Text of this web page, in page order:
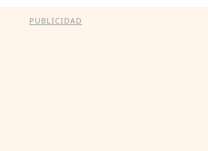
PUBLICIDAD